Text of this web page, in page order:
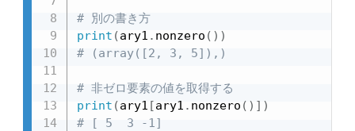
# 別の書き方
print (ary1 . nonzero ( ) )
# (array([2, 3, 5]),)
# 非ゼロ要素の値を取得する
print (ary1 [ary1 . nonzero ( ) ] )
# [ 5  3 -1]